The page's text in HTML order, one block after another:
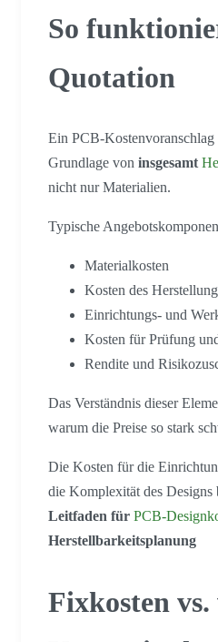
So
Quotation
Ein PCB-
Grundlage von insgesamt
nicht nur Materialien.
Typische
Materialkosten
Kosten des
Einrichtungs- und
Kosten für Prüfung
Rendite und
Das Verständnis dieser
warum die Preise so stark
Die Kosten für die
die Komplexität des Designs
Leitfaden für PCB-
Herstellbarkeitsplanung
Fixkosten